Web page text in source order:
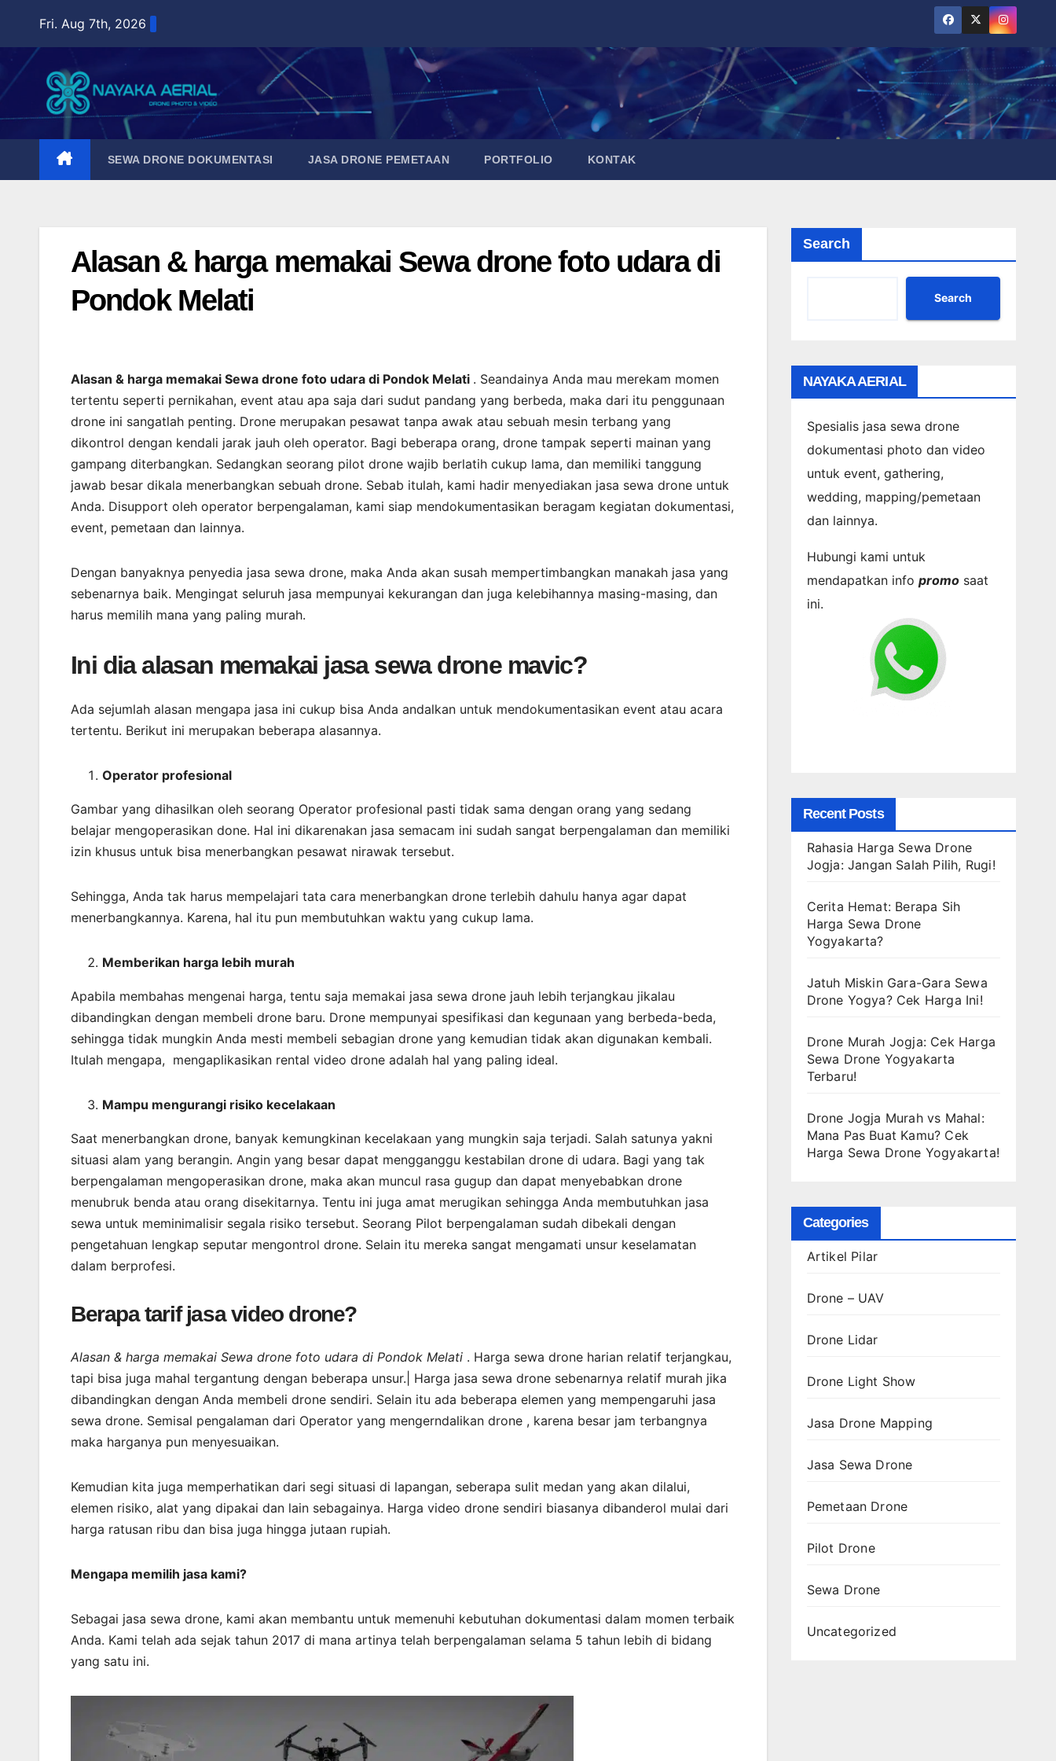
content
Fri. Aug 7th, 2026
SEWA DRONE DOKUMENTASI JASA DRONE PEMETAAN PORTFOLIO KONTAK
Alasan & harga memakai Sewa drone foto udara di
Pondok Melati
Alasan & harga memakai Sewa drone foto udara di Pondok Melati . Seandainya Anda mau merekam momen
tertentu seperti pernikahan, event atau apa saja dari sudut pandang yang berbeda, maka dari itu penggunaan
drone ini sangatlah penting. Drone merupakan pesawat tanpa awak atau sebuah mesin terbang yang
dikontrol dengan kendali jarak jauh oleh operator. Bagi beberapa orang, drone tampak seperti mainan yang
gampang diterbangkan. Sedangkan seorang pilot drone wajib berlatih cukup lama, dan memiliki tanggung
jawab besar dikala menerbangkan sebuah drone. Sebab itulah, kami hadir menyediakan jasa sewa drone untuk
Anda. Disupport oleh operator berpengalaman, kami siap mendokumentasikan beragam kegiatan dokumentasi,
event, pemetaan dan lainnya.
Dengan banyaknya penyedia jasa sewa drone, maka Anda akan susah mempertimbangkan manakah jasa yang
sebenarnya baik. Mengingat seluruh jasa mempunyai kekurangan dan juga kelebihannya masing-masing, dan
harus memilih mana yang paling murah.
Ini dia alasan memakai jasa sewa drone mavic?
Ada sejumlah alasan mengapa jasa ini cukup bisa Anda andalkan untuk mendokumentasikan event atau acara
tertentu. Berikut ini merupakan beberapa alasannya.
Operator profesional
Gambar yang dihasilkan oleh seorang Operator profesional pasti tidak sama dengan orang yang sedang
belajar mengoperasikan done. Hal ini dikarenakan jasa semacam ini sudah sangat berpengalaman dan memiliki
izin khusus untuk bisa menerbangkan pesawat nirawak tersebut.
Sehingga, Anda tak harus mempelajari tata cara menerbangkan drone terlebih dahulu hanya agar dapat
menerbangkannya. Karena, hal itu pun membutuhkan waktu yang cukup lama.
Memberikan harga lebih murah
Apabila membahas mengenai harga, tentu saja memakai jasa sewa drone jauh lebih terjangkau jikalau
dibandingkan dengan membeli drone baru. Drone mempunyai spesifikasi dan kegunaan yang berbeda-beda,
sehingga tidak mungkin Anda mesti membeli sebagian drone yang kemudian tidak akan digunakan kembali.
Itulah mengapa, mengaplikasikan rental video drone adalah hal yang paling ideal.
Mampu mengurangi risiko kecelakaan
Saat menerbangkan drone, banyak kemungkinan kecelakaan yang mungkin saja terjadi. Salah satunya yakni
situasi alam yang berangin. Angin yang besar dapat mengganggu kestabilan drone di udara. Bagi yang tak
berpengalaman mengoperasikan drone, maka akan muncul rasa gugup dan dapat menyebabkan drone
menubruk benda atau orang disekitarnya. Tentu ini juga amat merugikan sehingga Anda membutuhkan jasa
sewa untuk meminimalisir segala risiko tersebut. Seorang Pilot berpengalaman sudah dibekali dengan
pengetahuan lengkap seputar mengontrol drone. Selain itu mereka sangat mengamati unsur keselamatan
dalam berprofesi.
Berapa tarif jasa video drone?
Alasan & harga memakai Sewa drone foto udara di Pondok Melati . Harga sewa drone harian relatif terjangkau,
tapi bisa juga mahal tergantung dengan beberapa unsur.| Harga jasa sewa drone sebenarnya relatif murah jika
dibandingkan dengan Anda membeli drone sendiri. Selain itu ada beberapa elemen yang mempengaruhi jasa
sewa drone. Semisal pengalaman dari Operator yang mengerndalikan drone , karena besar jam terbangnya
maka harganya pun menyesuaikan.
Kemudian kita juga memperhatikan dari segi situasi di lapangan, seberapa sulit medan yang akan dilalui,
elemen risiko, alat yang dipakai dan lain sebagainya. Harga video drone sendiri biasanya dibanderol mulai dari
harga ratusan ribu dan bisa juga hingga jutaan rupiah.
Mengapa memilih jasa kami?
Sebagai jasa sewa drone, kami akan membantu untuk memenuhi kebutuhan dokumentasi dalam momen terbaik
Anda. Kami telah ada sejak tahun 2017 di mana artinya telah berpengalaman selama 5 tahun lebih di bidang
yang satu ini.
Search
Search
NAYAKA AERIAL
Spesialis jasa sewa drone
dokumentasi photo dan video
untuk event, gathering,
wedding, mapping/pemetaan
dan lainnya.
Hubungi kami untuk
mendapatkan info promosaat
ini.
Recent Posts
Rahasia Harga Sewa Drone
Jogja: Jangan Salah Pilih, Rugi!
Cerita Hemat: Berapa Sih
Harga Sewa Drone
Yogyakarta?
Jatuh Miskin Gara-Gara Sewa
Drone Yogya? Cek Harga Ini!
Drone Murah Jogja: Cek Harga
Sewa Drone Yogyakarta
Terbaru!
Drone Jogja Murah vs Mahal:
Mana Pas Buat Kamu? Cek
Harga Sewa Drone Yogyakarta!
Categories
Artikel Pilar
Drone – UAV
Drone Lidar
Drone Light Show
Jasa Drone Mapping
Jasa Sewa Drone
Pemetaan Drone
Pilot Drone
Sewa Drone
Uncategorized